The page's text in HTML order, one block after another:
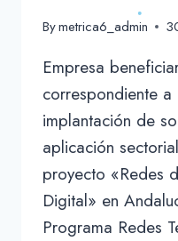
Bymetrica6_admin
Empresa
correspondiente
implantación de
aplicación
proyecto «Redes
Digital» en
Programa Redes